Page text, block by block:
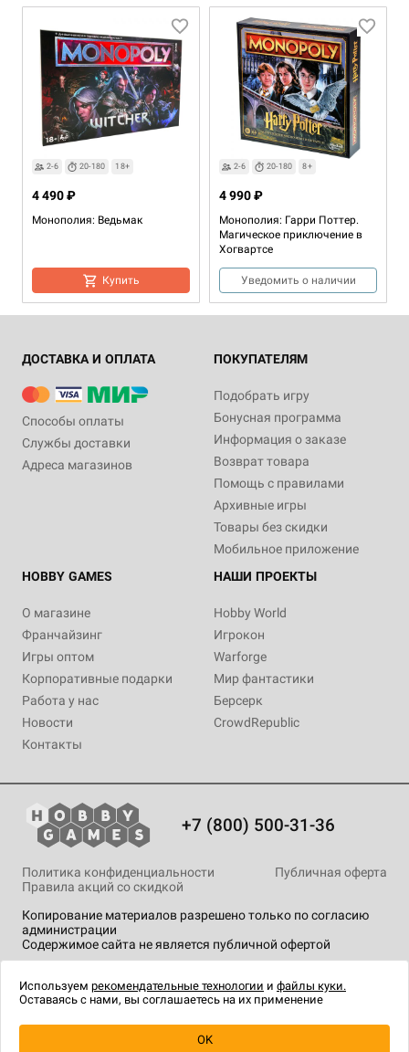
2-6 20-180 18+
Монополия: Ведьмак
4 490 ₽
Купить
2-6 20-180 8+
Монополия: Гарри Поттер.
Магическое приключение в
Хогвартсе
4 990 ₽
Уведомить о наличии
2-6 17+ 2-6 8+
3 990 ₽
Уведомить о наличии
ДОСТАВКА И ОПЛАТА
Способы оплаты
Службы доставки
Адреса магазинов
ПОКУПАТЕЛЯМ
Подобрать игру
Бонусная программа
Информация о заказе
Возврат товара
Помощь с правилами
Архивные игры
Товары без скидки
Мобильное приложение
HOBBY GAMES
О магазине
Франчайзинг
Игры оптом
Корпоративные подарки
Работа у нас
Новости
Контакты
НАШИ ПРОЕКТЫ
Hobby World
Игрокон
Warforge
Мир фантастики
Берсерк
CrowdRepublic
+7 (800) 500-31-36
Копирование материалов разрешено только по согласию
администрации
Содержимое сайта не является публичной офертой
Политика конфиденциальности
Публичная оферта
Правила акций со скидкой
технологии.
Используем рекомендательные технологии и файлы куки.
Оставаясь с нами, вы соглашаетесь на их применение
OK